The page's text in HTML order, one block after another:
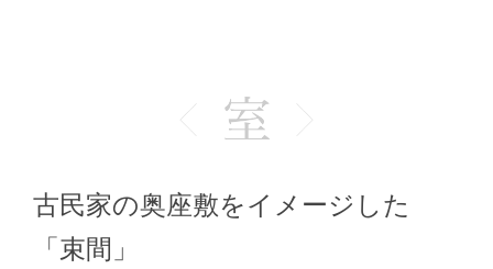
古民家の奥座敷をイメージした
「束間」